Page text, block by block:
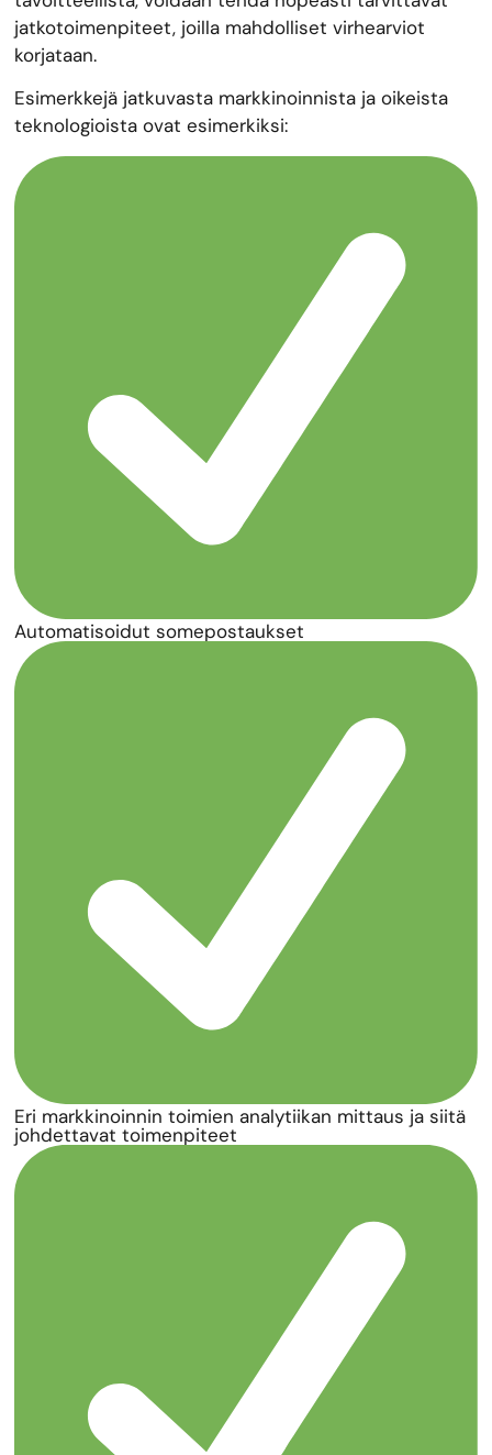
jatkotoimenpiteet, joilla mahdolliset virhearviot
korjataan.
Esimerkkejä jatkuvasta markkinoinnista ja oikeista
teknologioista ovat esimerkiksi:
Automatisoidut somepostaukset
Eri markkinoinnin toimien analytiikan mittaus ja siitä
johdettavat toimenpiteet